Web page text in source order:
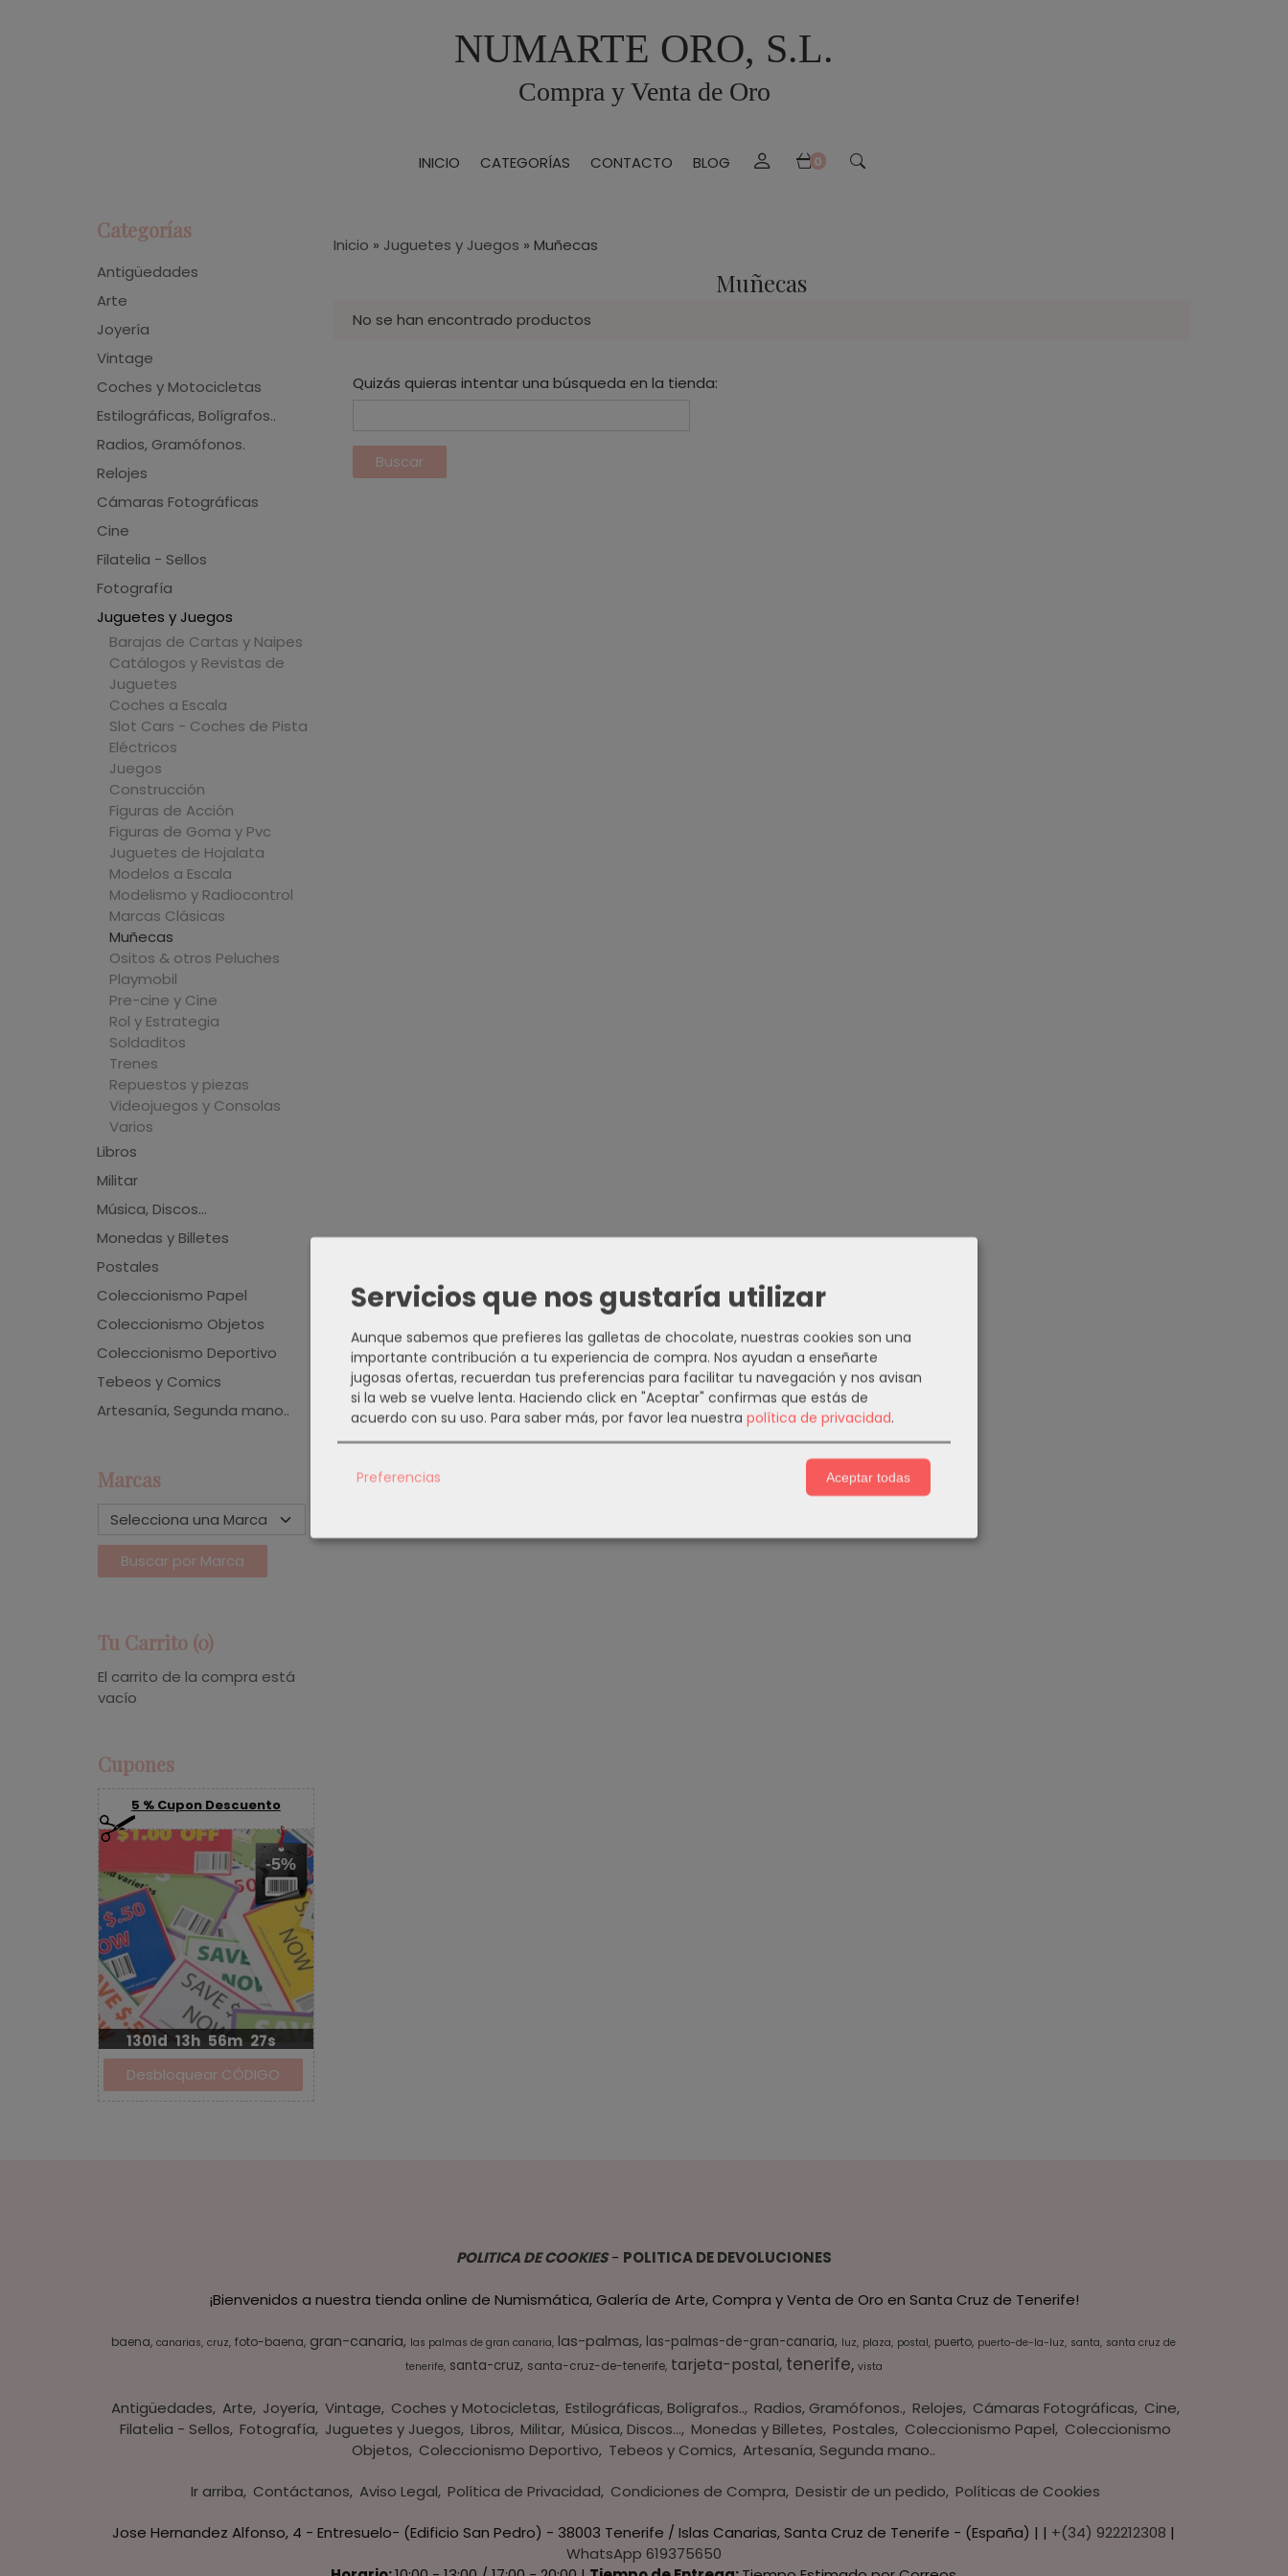
NUMARTE ORO, S.L.
Compra y Venta de Oro
INICIO CATEGORÍAS CONTACTO BLOG 0
Categorías
Antigüedades
Arte
Joyería
Vintage
Coches y Motocicletas
Estilográficas, Bolígrafos..
Radios, Gramófonos.
Relojes
Cámaras Fotográficas
Cine
Filatelia - Sellos
Fotografía
Juguetes y Juegos
Barajas de Cartas y Naipes
Catálogos y Revistas de
Juguetes
Coches a Escala
Slot Cars - Coches de Pista
Eléctricos
Juegos
Construcción
Figuras de Acción
Figuras de Goma y Pvc
Juguetes de Hojalata
Modelos a Escala
Modelismo y Radiocontrol
Marcas Clásicas
Muñecas
Ositos & otros Peluches
Playmobil
Pre-cine y Cine
Rol y Estrategia
Soldaditos
Trenes
Repuestos y piezas
Videojuegos y Consolas
Varios
Libros
Militar
Música, Discos...
Monedas y Billetes
Postales
Coleccionismo Papel
Coleccionismo Objetos
Coleccionismo Deportivo
Tebeos y Comics
Artesanía, Segunda mano..
Marcas
Tu Carrito (0)
El carrito de la compra está
vacío
Cupones
5 % Cupon Descuento
-5%
1301d 13h 56m 27s
Inicio » Juguetes y Juegos » Muñecas
Muñecas
No se han encontrado productos
Quizás quieras intentar una búsqueda en la tienda:
POLITICA DE COOKIES- POLITICA DE DEVOLUCIONES
¡Bienvenidos a nuestra tienda online de Numismática, Galería de Arte, Compra y Venta de Oro en Santa Cruz de Tenerife!
baena canarias cruz foto-baena gran-canaria las palmas de gran canaria las-palmas las-palmas-de-gran-canaria luz plaza postal puerto puerto-de-la-luz santa santa cruz de
tenerife santa-cruz santa-cruz-de-tenerife tarjeta-postal tenerife vista
Antigüedades Arte Joyería Vintage Coches y Motocicletas Estilográficas, Bolígrafos.. Radios, Gramófonos. Relojes Cámaras Fotográficas Cine
Filatelia - Sellos Fotografía Juguetes y Juegos Libros Militar Música, Discos... Monedas y Billetes Postales Coleccionismo Papel Coleccionismo
Objetos Coleccionismo Deportivo Tebeos y Comics Artesanía, Segunda mano..
Ir arriba Contáctanos Aviso Legal Política de Privacidad Condiciones de Compra Desistir de un pedido Políticas de Cookies
Jose Hernandez Alfonso, 4 - Entresuelo- (Edificio San Pedro) - 38003 Tenerife / Islas Canarias, Santa Cruz de Tenerife - (España) | | +(34) 922212308 |
WhatsApp 619375650
Servicios que nos gustaría utilizar
Aunque sabemos que prefieres las galletas de chocolate, nuestras cookies son una
importante contribución a tu experiencia de compra. Nos ayudan a enseñarte
jugosas ofertas, recuerdan tus preferencias para facilitar tu navegación y nos avisan
si la web se vuelve lenta. Haciendo click en "Aceptar" confirmas que estás de
acuerdo con su uso. Para saber más, por favor lea nuestra política de privacidad.
Preferencias Aceptar todas